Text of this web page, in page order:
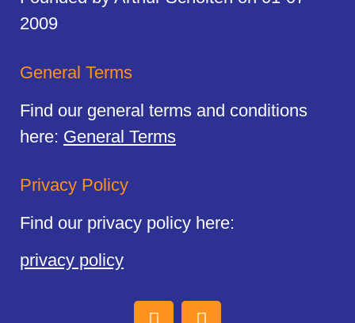
2009
General Terms
Find our general terms and conditions
here: General Terms
Privacy Policy
Find our privacy policy here:
privacy policy